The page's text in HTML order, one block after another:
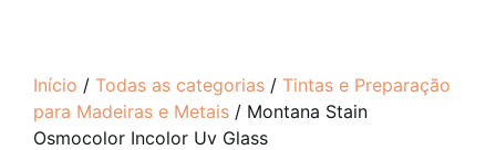
Início / Todas as categorias / Tintas e Preparação
para Madeiras e Metais / Montana Stain
Osmocolor Incolor Uv Glass